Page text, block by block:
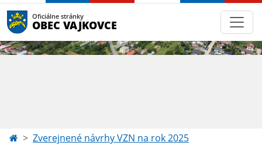
Oficiálne stránky
OBEC VAJKOVCE
Zverejnené návrhy VZN na rok 2025